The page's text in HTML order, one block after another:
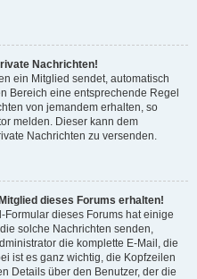
Nachrichten!
ein Mitglied sendet, automatisch
Bereich eine entsprechende Regel
von jemandem erhalten, so
melden. Dieser kann dem
Nachrichten zu versenden.
dieses Forums erhalten!
Formular dieses Forums hat einige
solche Nachrichten senden,
die komplette E-Mail, die
ist es ganz wichtig, die Kopfzeilen
Details über den Benutzer, der die